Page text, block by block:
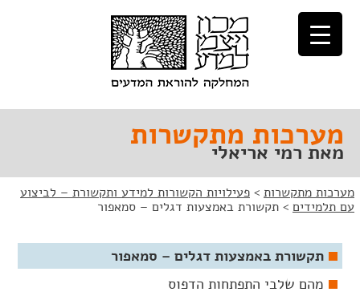
לתוכן
לניווט
מערכות מתקשרות
מאת רמי אריאלי
מערכות מתקשרות > פעילויות הקשורות למידע ותקשורת – לביצוע
עם תלמידים > תקשורת באמצעות דגלים – סמאפור
תקשורת באמצעות דגלים – סמאפור
מהם שלבי התפתחות הדפוס